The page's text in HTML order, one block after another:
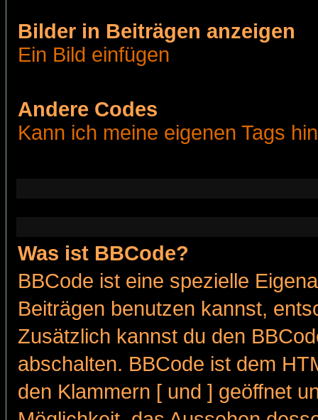
Bilder in Beiträgen anzeigen
Ein Bild einfügen
Andere Codes
Kann ich meine eigenen Tags
Was ist BBCode?
BBCode ist eine spezielle
Beiträgen benutzen kannst,
Zusätzlich kannst du den
abschalten. BBCode ist dem
den Klammern [ und ] geöffnet